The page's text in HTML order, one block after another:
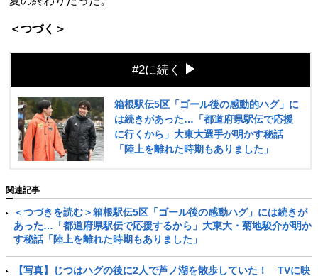
＜つづく＞
#2に続く
箱根駅伝5区「ゴール後の感動的ハグ」に
は続きがあった…「都道府県駅伝で応援
に行くから」大東大選手が明かす秘話
「陸上を離れた時期もありました」
関連記事
＜つづきを読む＞箱根駅伝5区「ゴール後の感動ハグ」には続きが
あった…「都道府県駅伝で応援するから」大東大・菊地駿介が明か
す秘話「陸上を離れた時期もありました」
【写真】じつはハグの後に2人で芦ノ湖を散歩していた！ TVに映